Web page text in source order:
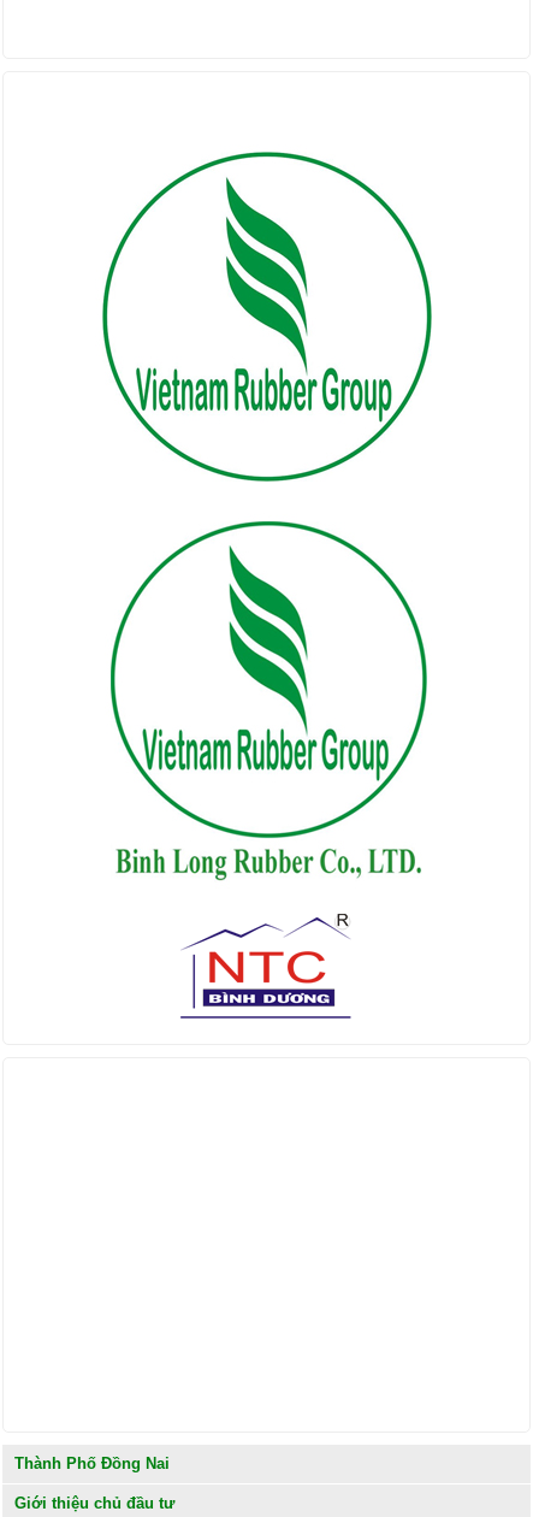
Thành Phố Đồng Nai
Giới thiệu chủ đầu tư